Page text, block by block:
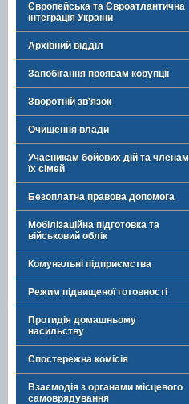
Європейська та Євроатлантична
інтеграція України
Архівний відділ
Запобігання проявам корупції
Зворотній зв'язок
Очищення влади
Учасникам бойових дій та членам
їх сімей
Безоплатна правова допомога
Мобілізаційна підготовка та
військовий облік
Комунальні підприємства
Режим підвищеної готовності
Протидія домашньому
насильству
Спостережна комісія
Взаємодія з органами місцевого
самоврядування